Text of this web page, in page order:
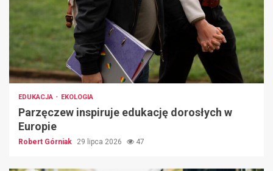
EDUKACJA EKOLOGIA
Parzęczew inspiruje edukację dorosłych w
Europie
Robert Górniak 29 lipca 2026 47